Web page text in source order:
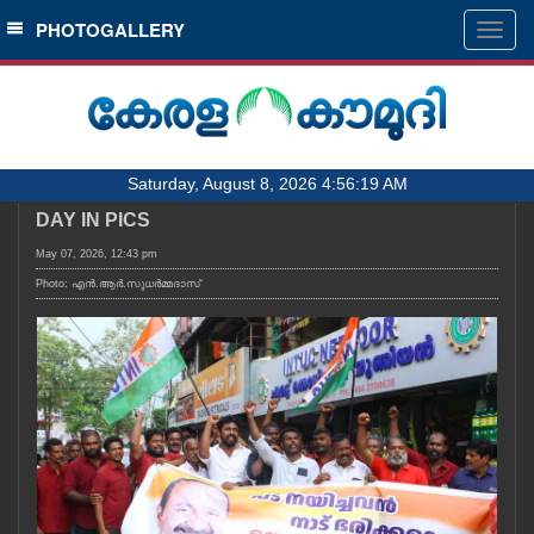
SECTIONS
HOME
NOTIFIED NEWS
KERALA
LOCAL
OBITUARY
NEWS 360
PHOTOGALLERY
Saturday, August 8, 2026 4:56:19 AM
DAY IN PICS
May 07, 2026, 12:43 pm
Photo: എൻ.ആർ.സുധർമ്മദാസ്